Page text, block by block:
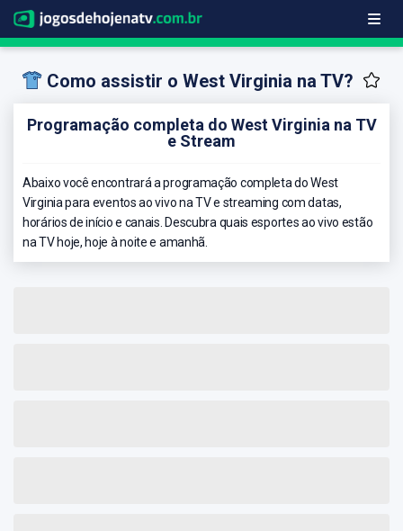
Como assistir o West Virginia na TV?
Programação completa do West Virginia na TV
e Stream
Abaixo você encontrará a programação completa do West
Virginia para eventos ao vivo na TV e streaming com datas,
horários de início e canais. Descubra quais esportes ao vivo estão
na TV hoje, hoje à noite e amanhã.